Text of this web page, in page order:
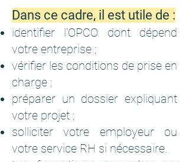
Dans ce cadre, il est utile de :
identifier l’OPCO dont dépend
votre entreprise ;
vérifier les conditions de prise en
charge ;
préparer un dossier expliquant
votre projet ;
solliciter votre employeur ou
votre service RH si nécessaire.